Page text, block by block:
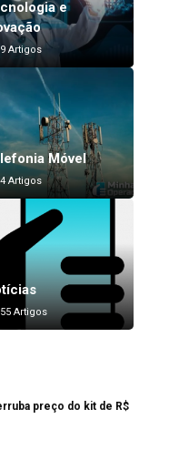
e
Artigos
Móvel
Artigos
Artigos
preço do kit de R$